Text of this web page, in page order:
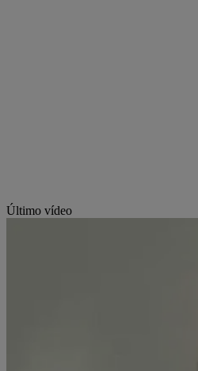
Último vídeo